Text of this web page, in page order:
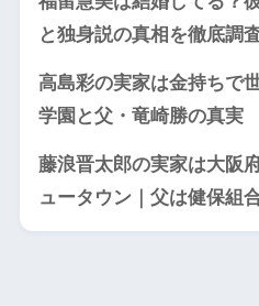
と独身説の真相を徹底調
高島彩の実家は金持ちで
学園と父・竜崎勝の真実
藤浪晋太郎の実家は大阪
ュータウン｜父は健保組